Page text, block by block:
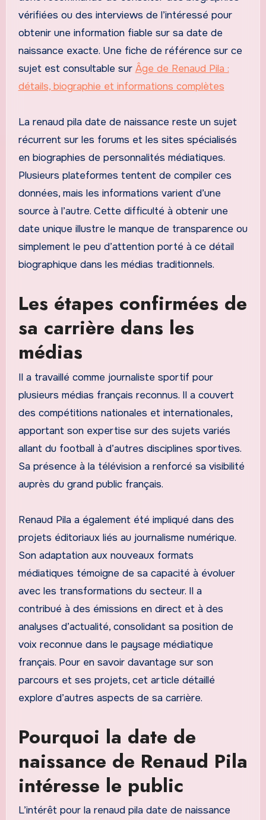
vérifiées ou des interviews de l’intéressé pour
obtenir une information fiable sur sa date de
naissance exacte. Une fiche de référence sur ce
sujet est consultable sur Âge de Renaud Pila :
détails, biographie et informations complètes
La renaud pila date de naissance reste un sujet
récurrent sur les forums et les sites spécialisés
en biographies de personnalités médiatiques.
Plusieurs plateformes tentent de compiler ces
données, mais les informations varient d’une
source à l’autre. Cette difficulté à obtenir une
date unique illustre le manque de transparence ou
simplement le peu d’attention porté à ce détail
biographique dans les médias traditionnels.
Les étapes confirmées de
sa carrière dans les
médias
Il a travaillé comme journaliste sportif pour
plusieurs médias français reconnus. Il a couvert
des compétitions nationales et internationales,
apportant son expertise sur des sujets variés
allant du football à d’autres disciplines sportives.
Sa présence à la télévision a renforcé sa visibilité
auprès du grand public français.
Renaud Pila a également été impliqué dans des
projets éditoriaux liés au journalisme numérique.
Son adaptation aux nouveaux formats
médiatiques témoigne de sa capacité à évoluer
avec les transformations du secteur. Il a
contribué à des émissions en direct et à des
analyses d’actualité, consolidant sa position de
voix reconnue dans le paysage médiatique
français. Pour en savoir davantage sur son
parcours et ses projets, cet article détaillé
explore d’autres aspects de sa carrière.
Pourquoi la date de
naissance de Renaud Pila
intéresse le public
L’intérêt pour la renaud pila date de naissance